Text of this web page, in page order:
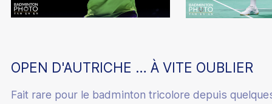
Supports pédagogiques
Label éco-responsable
Quinzaine du badminton
Esprit Bad
OPEN D'AUTRICHE … À VITE OUBLIER
Fait rare pour le badminton tricolore depuis